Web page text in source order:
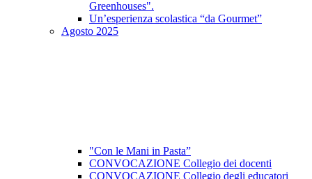
Greenhouses".
Un’esperienza scolastica “da Gourmet”
Agosto 2025
"Con le Mani in Pasta”
CONVOCAZIONE Collegio dei docenti
CONVOCAZIONE Collegio degli educatori